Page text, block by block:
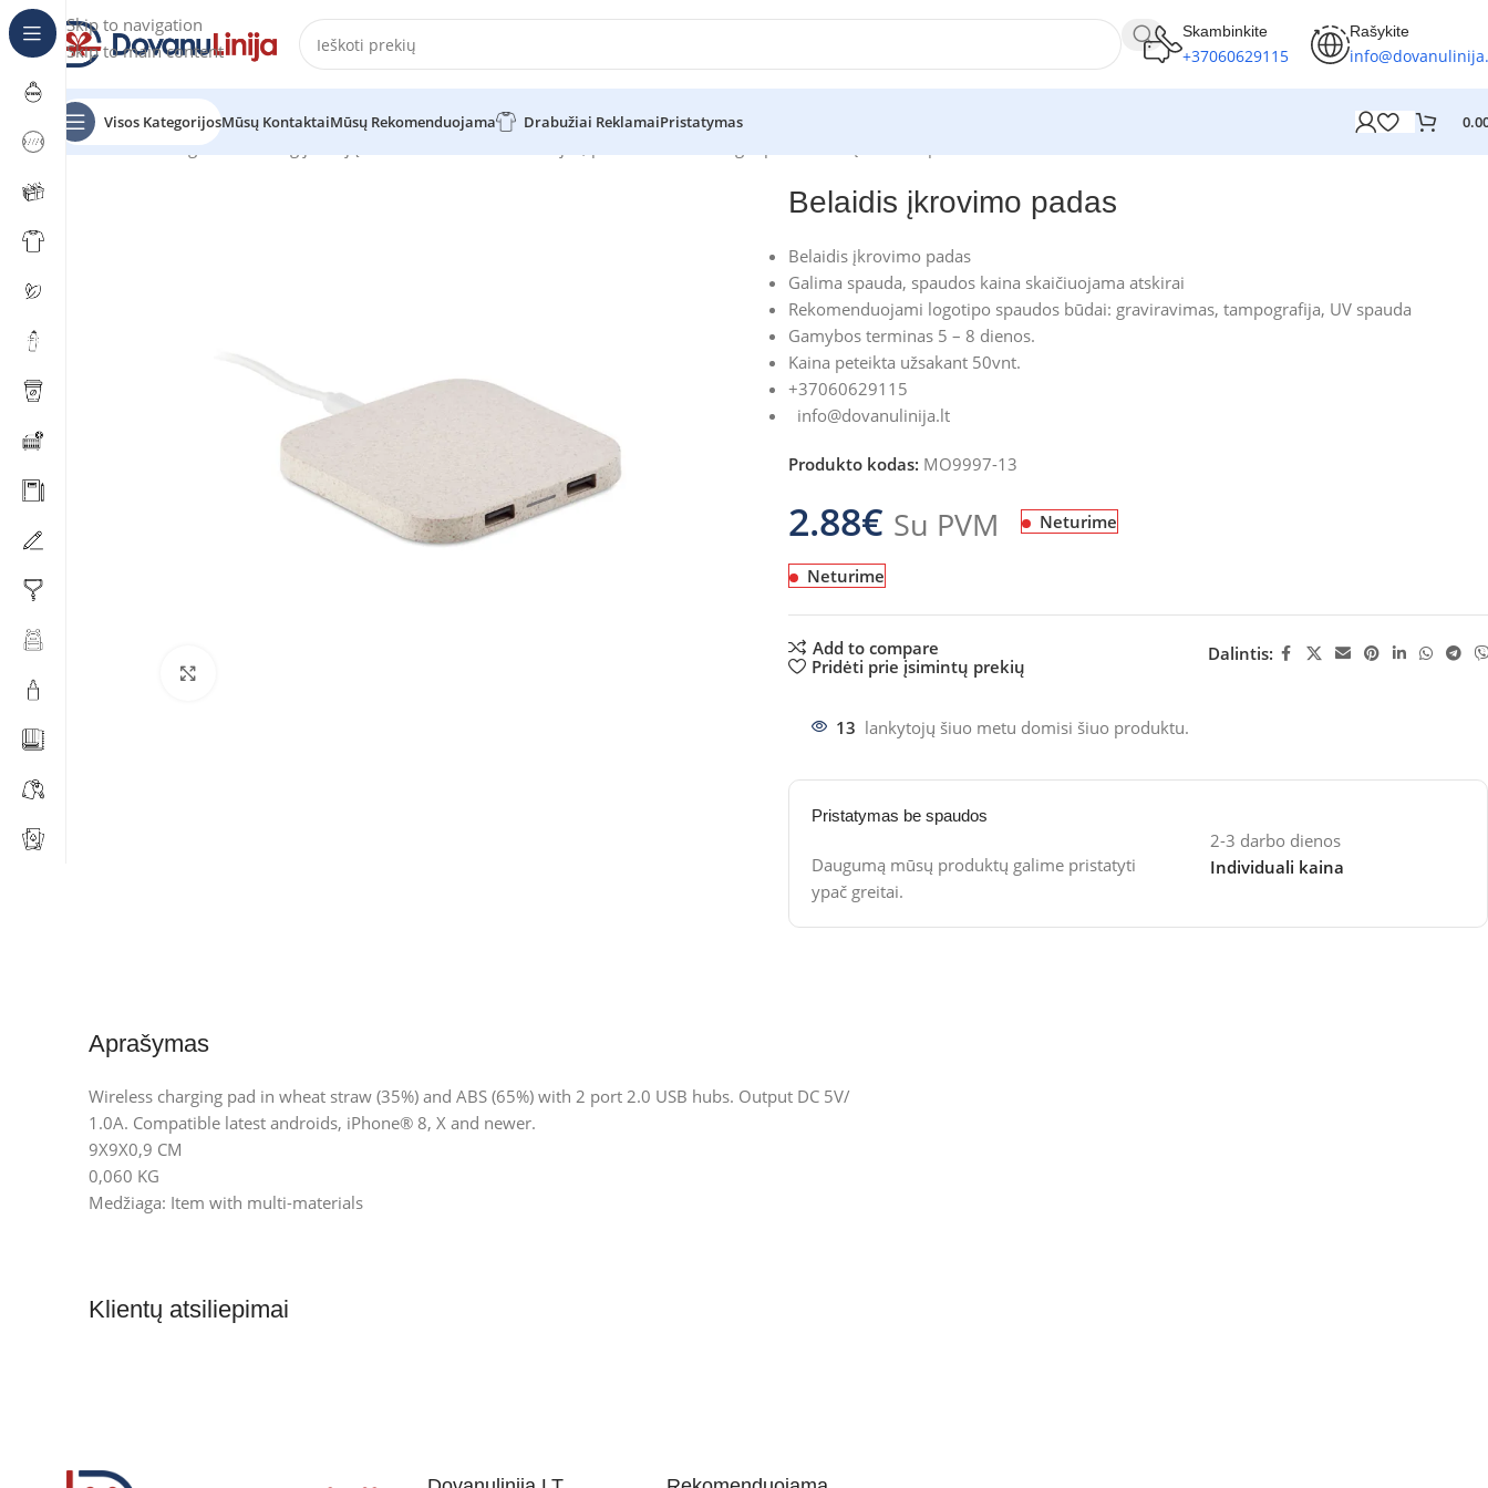
Skip to navigation
Skip to main content
Skambinkite
+37060629115
Rašykite
Visos KategorijosMūsų KontaktaiMūsų Rekomenduojama Drabužiai ReklamaiPristatymas
Pradžia Katalogas
Belaidis įkrovimo padas
Belaidis įkrovimo padas
Galima spauda, spaudos kaina skaičiuojama atskirai
Rekomenduojami logotipo spaudos būdai: graviravimas, tampografija, UV spauda
Gamybos terminas 5 – 8 dienos.
Kaina peteikta užsakant 50vnt.
+37060629115
info@dovanulinija.lt
Produkto kodas: MO9997-13
2.88€ Su PVM Neturime
Neturime
Add to compare
Pridėti prie įsimintų prekių
Dalintis:
13 lankytojų šiuo metu domisi šiuo produktu.
Pristatymas be spaudos
Daugumą mūsų produktų galime pristatyti
ypač greitai.
2-3 darbo dienos
Individuali kaina
Aprašymas
Wireless charging pad in wheat straw (35%) and ABS (65%) with 2 port 2.0 USB hubs. Output DC 5V/
1.0A. Compatible latest androids, iPhone® 8, X and newer.
9X9X0,9 CM
0,060 KG
Medžiaga: Item with multi-materials
Klientų atsiliepimai